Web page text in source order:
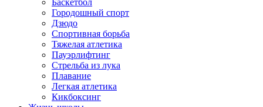
Баскетбол
Городошный спорт
Дзюдо
Спортивная борьба
Тяжелая атлетика
Пауэрлифтинг
Стрельба из лука
Плавание
Легкая атлетика
Кикбоксинг